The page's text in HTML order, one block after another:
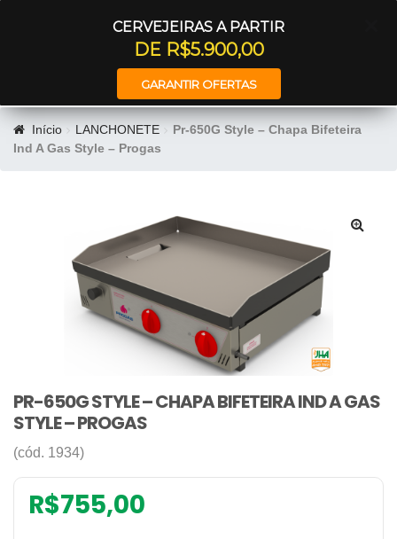
CERVEJEIRAS A PARTIR
DE R$5.900,00
GARANTIR OFERTAS
Início LANCHONETE
Pr-650G Style – Chapa Bifeteira
Ind A Gas Style – Progas
PR-650G STYLE – CHAPA BIFETEIRA IND A GAS
STYLE – PROGAS
(cód. 1934)
R$755,00